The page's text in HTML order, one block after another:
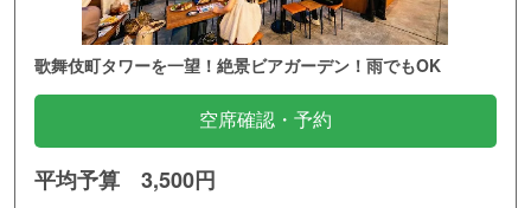
歌舞伎町タワーを一望！絶景ビアガーデン！雨でもOK
空席確認・予約
平均予算 3,500円